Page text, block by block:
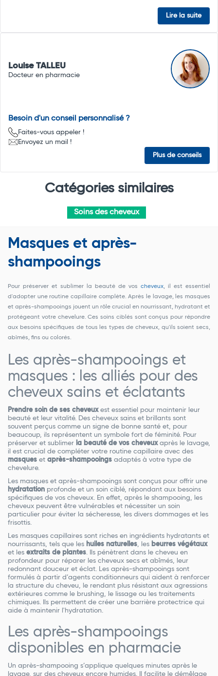
Lire la suite
Louise TALLEU
Docteur en pharmacie
Besoin d'un conseil personnalisé ?
Faites-vous appeler !
Envoyez un mail !
Plus de conseils
Catégories similaires
Soins des cheveux
Masques et après-
shampooings
Pour préserver et sublimer la beauté de vos cheveux, il est essentiel
d'adopter une routine capillaire complète. Après le lavage, les masques
et après-shampooings jouent un rôle crucial en nourrissant, hydratant et
protégeant votre chevelure. Ces soins ciblés sont conçus pour répondre
aux besoins spécifiques de tous les types de cheveux, qu'ils soient secs,
abîmés, fins ou colorés.
Les après-shampooings et
masques : les alliés pour des
cheveux sains et éclatants
Prendre soin de ses cheveuxest essentiel pour maintenir leur
beauté et leur vitalité. Des cheveux sains et brillants sont
souvent perçus comme un signe de bonne santé et, pour
beaucoup, ils représentent un symbole fort de féminité. Pour
préserver et sublimer la beauté de vos cheveuxaprès le lavage,
il est crucial de compléter votre routine capillaire avec des
masques et après-shampooings adaptés à votre type de
chevelure.
Les masques et après-shampooings sont conçus pour offrir une
hydratation profonde et un soin ciblé, répondant aux besoins
spécifiques de vos cheveux. En effet, après le shampooing, les
cheveux peuvent être vulnérables et nécessiter un soin
particulier pour éviter la sécheresse, les divers dommages et les
frisottis.
Les masques capillaires sont riches en ingrédients hydratants et
nourrissants, tels que les huiles naturelles, les beurres végétaux
et les extraits de plantes. Ils pénètrent dans le cheveu en
profondeur pour réparer les cheveux secs et abîmés, leur
redonnant douceur et éclat. Les après-shampooings sont
formulés à partir d’agents conditionneurs qui aident à renforcer
la structure du cheveu, le rendant plus résistant aux agressions
extérieures comme le brushing, le lissage ou les traitements
chimiques. Ils permettent de créer une barrière protectrice qui
aide à maintenir l'hydratation.
Les après-shampooings
disponibles en pharmacie
Un après-shampooing s’applique quelques minutes après le
lavage, sur des cheveux encore humides. Il facilite le démêlage